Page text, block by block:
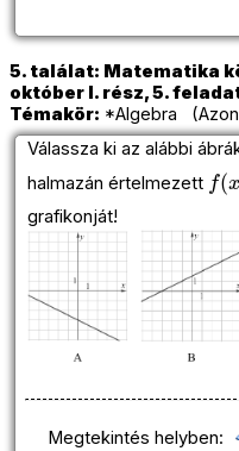
5. találat: Matematika
október I. rész, 5.
Témakör: *Algebra
Válassza ki az alábbi
halmazán értelmezett
f(x
grafikonját!
Megtekintés helyben: